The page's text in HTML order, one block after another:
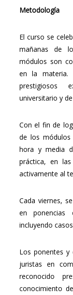
Metodología
El curso se
mañanas de
módulos son
en la materia.
prestigiosos
universitario y
Con el fin de
de los módulos
hora y media
práctica, en
activamente al
Cada viernes,
en ponencias
incluyendo
Los ponentes y
juristas en
reconocido
conocimiento